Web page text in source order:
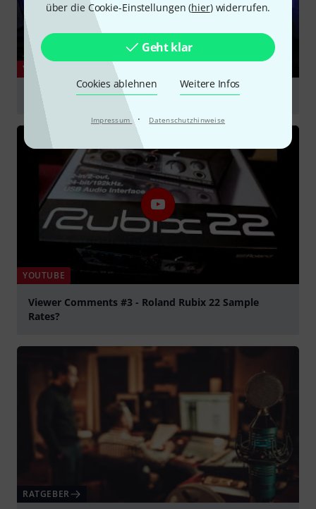
über die Cookie-Einstellungen (hier) widerrufen.
Geht klar
Cookies ablehnen Weitere Infos
Impressum · Datenschutzhinweise
YOUTUBE
Roland Rubix 22 Unboxing, Review and Testing
YOUTUBE
Viewer Comments #3 - Roland Rubix 22 Sample
Rates?
RATGEBER